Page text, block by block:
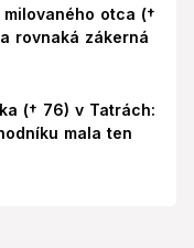
otca (†
rovnaká zákerná
(† 76) v Tatrách:
mala ten